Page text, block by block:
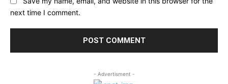
next time I comment.
- Advertisment -